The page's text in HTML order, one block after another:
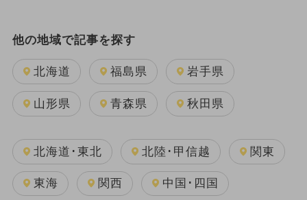
他の地域で記事を探す
北海道 福島県 岩手県
山形県 青森県 秋田県
北海道･東北 北陸･甲信越 関東
東海 関西 中国･四国